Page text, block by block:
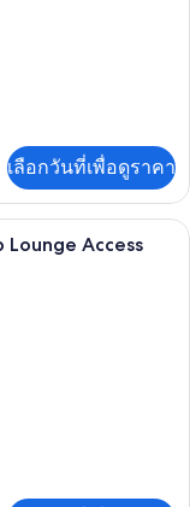
เลือกวันที่เพื่อดูราคา
ะดับพรีเมียม, มินิบาร์ฟรี,
Lounge Access